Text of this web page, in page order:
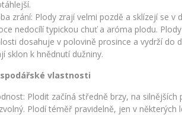
zrání: Plody zrají velmi pozdě a sklízejí se
nedocílí typickou chuť a aróma plodu.
dosahuje v polovině prosince a vydrží do
sklon k hnědnutí dužniny.
vlastnosti
Plodit začíná středně brzy, na
Plodí téměř pravidelně, jen v některých